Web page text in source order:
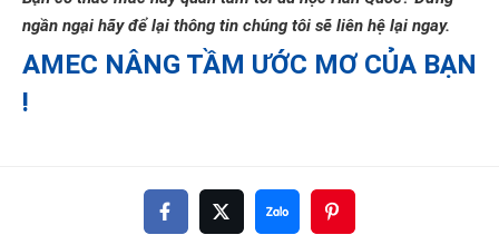
ngần ngại hãy để lại thông tin chúng tôi sẽ liên hệ lại ngay.
AMEC NÂNG TẦM ƯỚC MƠ CỦA BẠN
!